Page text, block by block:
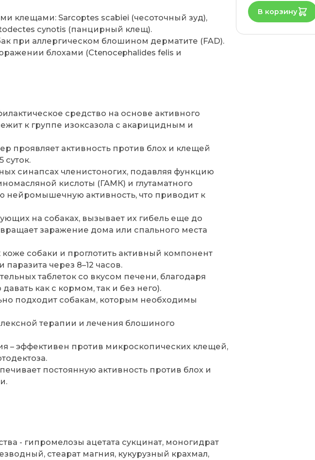
клещами: Sarcoptes scabiei (чесоточный зуд),
cynotis (панцирный клещ).
при аллергическом блошином дерматите (FAD).
блохами (Ctenocephalides felis и
средство на основе активного
к группе изоксазола с акарицидным и
проявляет активность против блох и клещей
суток.
синапсах членистоногих, подавляя функцию
кислоты (ГАМК) и глутаматного
нейромышечную активность, что приводит к
на собаках, вызывает их гибель еще до
заражение дома или спального места
собаки и проглотить активный компонент
через 8–12 часов.
таблеток со вкусом печени, благодаря
как с кормом, так и без него).
подходит собакам, которым необходимы
терапии и лечения блошиного
– эффективен против микроскопических клещей,
постоянную активность против блох и
- гипромелозы ацетата сукцинат, моногидрат
стеарат магния, кукурузный крахмал,
В корзину